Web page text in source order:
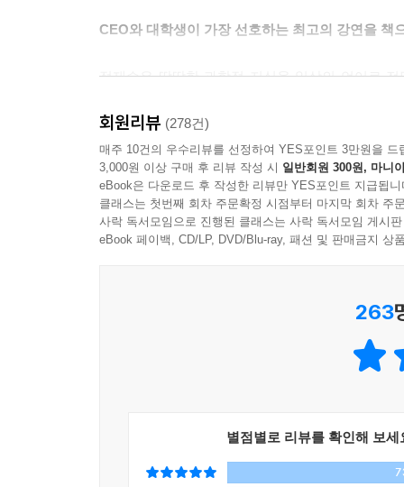
를 두루 사용해야 만들어지는 능력이라는 겁니다.
필요합니다. 이 균형이 내 삶을 다양하고 풍성하
간 ‘인생 내비게이션’을 켜고 세상을 살아가야 할
어들겠지만, 깊이 사색하고 오래 성찰하는 삶으
가」중에서
혁명은 ‘아직 오지 않았지만 오기를 바라는 미래
---「열 번째 발자국, 혁명은 어떻게 시작되는가」중에서
CEO와 대학생이 가장 선호하는 최고의 강연을 책
정재승은 딱딱한 과학적 지식을 일상의 언어로
일에도 열정을 쏟아왔다. 내 삶의 문제를 해결하
강연으로 널리 알려지며, 그에게는 매년 1200건
가장 열띤 호응을 받았던 12편의 강연을 선별하여
더 나은 삶을 위한 뇌과학자의 인생 특강
-‘결정장애’의 탈출법부터 결핍의 의미까지
왜 인간은 어처구니없는 결정을 내릴 때가 많은
어떤 의미인지, 왜 우리는 미신을 믿게 되는지
회원리뷰 (278건)
매주 10건의 우수리뷰를 선정하여 YES포인트 3만원을 드
3,000원 이상 구매 후 리뷰 작성 시 일반회원 300원, 마니
eBook은 다운로드 후 작성한 리뷰만 YES포인트 지급됩니
클래스는 첫번째 회차 주문확정 시점부터 마지막 회차 주
사락 독서모임으로 진행된 클래스는 사락 독서모임 게시
eBook 페이백, CD/LP, DVD/Blu-ray, 패션 및 판매금지 상
263
별점별로 리뷰를 확인해 보세